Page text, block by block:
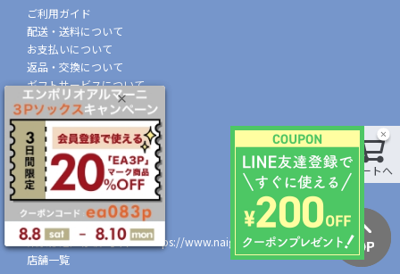
カートへ
ご利用ガイド
配送・送料について
お支払いについて
返品・交換について
ギフトサービスについて
特定商取引法に基づく表示
個人情報の取扱
会社概要
株式会社ナイガイ
(東証スタンダード市場上場)
107-0052
東京都港区赤坂7丁目8-5https://www.naigai.co.jp/corp/
店舗一覧